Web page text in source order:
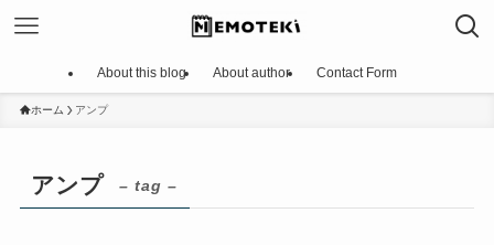
About this blog About author Contact Form
ホーム アンプ
アンプ – tag –